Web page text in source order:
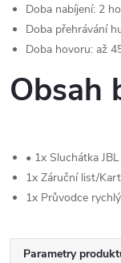
Doba nabíjení: 2
Doba přehrávání
Doba hovoru: až
Obsah
• 1x Sluchátka
1x Záruční list/
1x Průvodce
Parametry